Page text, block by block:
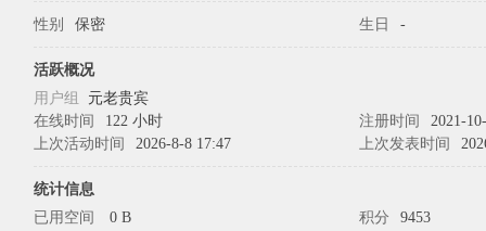
性别 保密 生日 -
活跃概况
用户组 元老贵宾
在线时间
122 小时 注册时间
2021-
上次活动时间
2026-8-8 17:47 上次发表时间
统计信息
已用空间
0 B 积分
9453